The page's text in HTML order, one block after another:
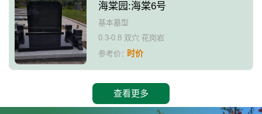
海棠园:海棠6号
基本墓型
0.3-0.8 双穴 花岗岩
参考价：时价
查看更多